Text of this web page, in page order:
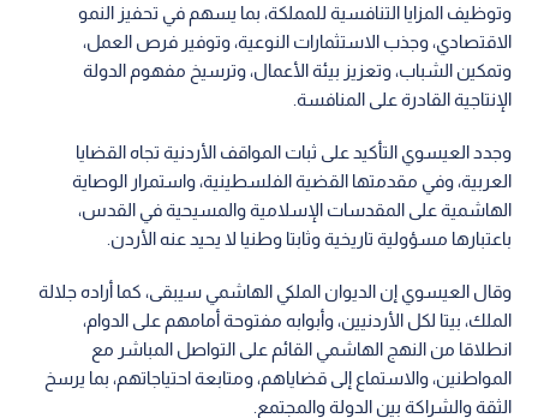
وتوظيف المزايا التنافسية للمملكة، بما يسهم في تحفيز النمو
الاقتصادي، وجذب الاستثمارات النوعية، وتوفير فرص العمل،
وتمكين الشباب، وتعزيز بيئة الأعمال، وترسيخ مفهوم الدولة
الإنتاجية القادرة على المنافسة.
وجدد العيسوي التأكيد على ثبات المواقف الأردنية تجاه القضايا
العربية، وفي مقدمتها القضية الفلسطينية، واستمرار الوصاية
الهاشمية على المقدسات الإسلامية والمسيحية في القدس،
باعتبارها مسؤولية تاريخية وثابتا وطنيا لا يحيد عنه الأردن.
وقال العيسوي إن الديوان الملكي الهاشمي سيبقى، كما أراده جلالة
الملك، بيتا لكل الأردنيين، وأبوابه مفتوحة أمامهم على الدوام،
انطلاقا من النهج الهاشمي القائم على التواصل المباشر مع
المواطنين، والاستماع إلى قضاياهم، ومتابعة احتياجاتهم، بما يرسخ
الثقة والشراكة بين الدولة والمجتمع.